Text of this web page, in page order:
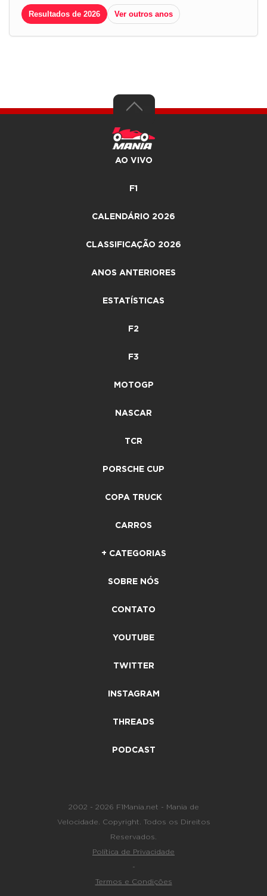
Resultados de 2026 Ver outros anos
AO VIVO
F1
CALENDÁRIO 2026
CLASSIFICAÇÃO 2026
ANOS ANTERIORES
ESTATÍSTICAS
F2
F3
MOTOGP
NASCAR
TCR
PORSCHE CUP
COPA TRUCK
CARROS
+ CATEGORIAS
SOBRE NÓS
CONTATO
YOUTUBE
TWITTER
INSTAGRAM
THREADS
PODCAST
2002 - 2026 F1Mania.net - Mania de
Velocidade. Copyright. Todos os Direitos
Reservados.
Política de Privacidade
-
Termos e Condições